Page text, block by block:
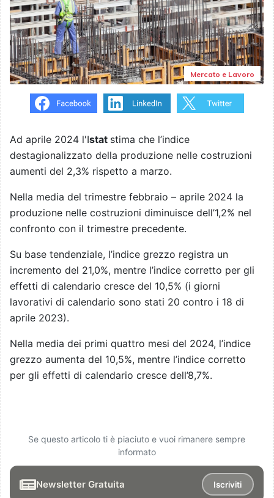
Mercato e Lavoro
Ad aprile 2024 l'Istat stima che l’indice
destagionalizzato della produzione nelle costruzioni
aumenti del 2,3% rispetto a marzo.
Nella media del trimestre febbraio – aprile 2024 la
produzione nelle costruzioni diminuisce dell’1,2% nel
confronto con il trimestre precedente.
Su base tendenziale, l’indice grezzo registra un
incremento del 21,0%, mentre l’indice corretto per gli
effetti di calendario cresce del 10,5% (i giorni
lavorativi di calendario sono stati 20 contro i 18 di
aprile 2023).
Nella media dei primi quattro mesi del 2024, l’indice
grezzo aumenta del 10,5%, mentre l’indice corretto
per gli effetti di calendario cresce dell’8,7%.
Se questo articolo ti è piaciuto e vuoi rimanere sempre
informato
Newsletter Gratuita Iscriviti